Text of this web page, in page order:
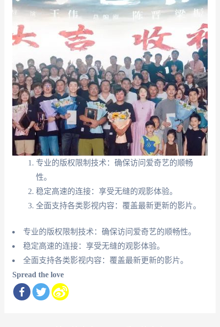
专业的版权限制技术：确保访问爱奇艺的顺畅
性。
稳定高速的连接：享受无缝的观影体验。
全面支持各类影视内容：覆盖最新更新的影片。
专业的版权限制技术：确保访问爱奇艺的顺畅性。
稳定高速的连接：享受无缝的观影体验。
全面支持各类影视内容：覆盖最新更新的影片。
Spread the love